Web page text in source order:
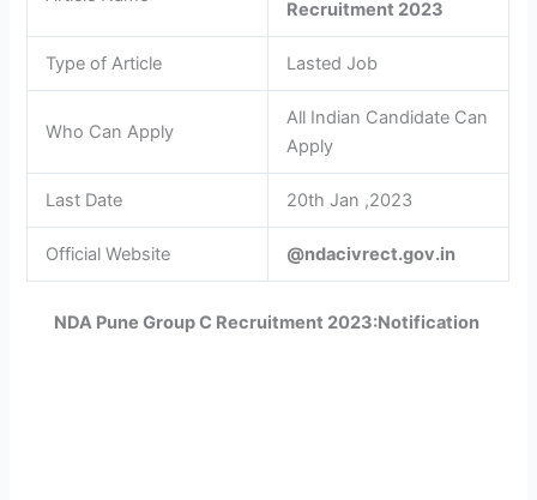
Recruitment 2023
Type of Article Lasted Job
Who Can Apply
All Indian Candidate Can
Apply
Last Date 20th Jan ,2023
Official Website @ndacivrect.gov.in
NDA Pune Group C Recruitment 2023:Notification